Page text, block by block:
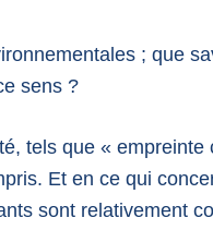
; que
sens ?
tels que «
Et en ce qui
sont relativement